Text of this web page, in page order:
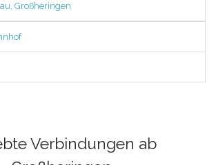
Großheringen
Verbindungen ab